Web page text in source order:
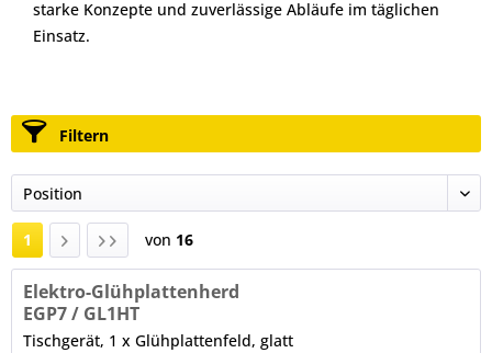
starke Konzepte und zuverlässige Abläufe im täglichen
Einsatz.
Filtern
1 von 16
Elektro-Glühplattenherd
EGP7 / GL1HT
Tischgerät, 1 x Glühplattenfeld, glatt